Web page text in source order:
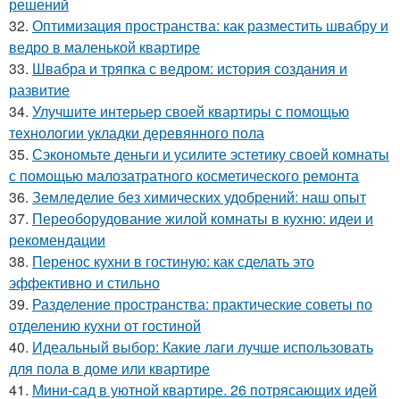
решений
32. Оптимизация пространства: как разместить швабру и
ведро в маленькой квартире
33. Швабра и тряпка с ведром: история создания и
развитие
34. Улучшите интерьер своей квартиры с помощью
технологии укладки деревянного пола
35. Сэкономьте деньги и усилите эстетику своей комнаты
с помощью малозатратного косметического ремонта
36. Земледелие без химических удобрений: наш опыт
37. Переоборудование жилой комнаты в кухню: идеи и
рекомендации
38. Перенос кухни в гостиную: как сделать это
эффективно и стильно
39. Разделение пространства: практические советы по
отделению кухни от гостиной
40. Идеальный выбор: Какие лаги лучше использовать
для пола в доме или квартире
41. Мини-сад в уютной квартире. 26 потрясающих идей